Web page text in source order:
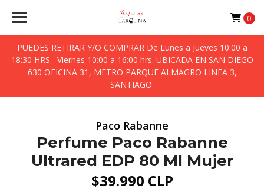
PUEDES RETIRAR Y/O COMPRAR De Lunes a Jueves 10:00 a
18:30 HRS.- Viernes 10:00 a 16:00 hrs. UBICADA EN SAN DIEGO
630 OFICINA 31, METRO PARQUE ALMAGRO LINEA 3,
SANTIAGO.
0
Paco Rabanne
Perfume Paco Rabanne
Ultrared EDP 80 Ml Mujer
$39.990 CLP